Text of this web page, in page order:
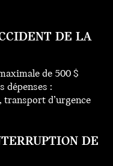
DE LA
de 500 $
dépenses :
transport d’urgence
DE